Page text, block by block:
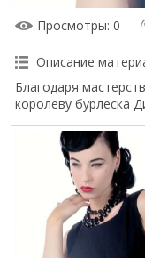
Просмотры: 0
Описание
Благодаря
королеву бурлеска